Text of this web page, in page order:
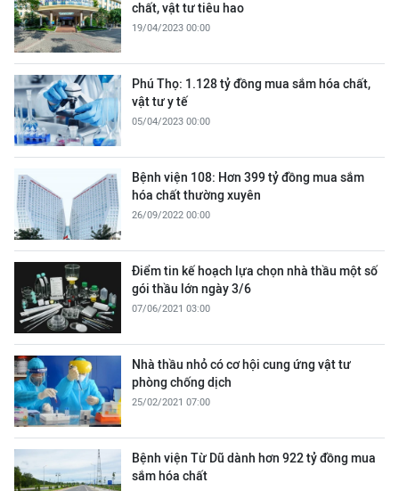
chất, vật tư tiêu hao
19/04/2023 00:00
Phú Thọ: 1.128 tỷ đồng mua sắm hóa chất,
vật tư y tế
05/04/2023 00:00
Bệnh viện 108: Hơn 399 tỷ đồng mua sắm
hóa chất thường xuyên
26/09/2022 00:00
Điểm tin kế hoạch lựa chọn nhà thầu một số
gói thầu lớn ngày 3/6
07/06/2021 03:00
Nhà thầu nhỏ có cơ hội cung ứng vật tư
phòng chống dịch
25/02/2021 07:00
Bệnh viện Từ Dũ dành hơn 922 tỷ đồng mua
sắm hóa chất